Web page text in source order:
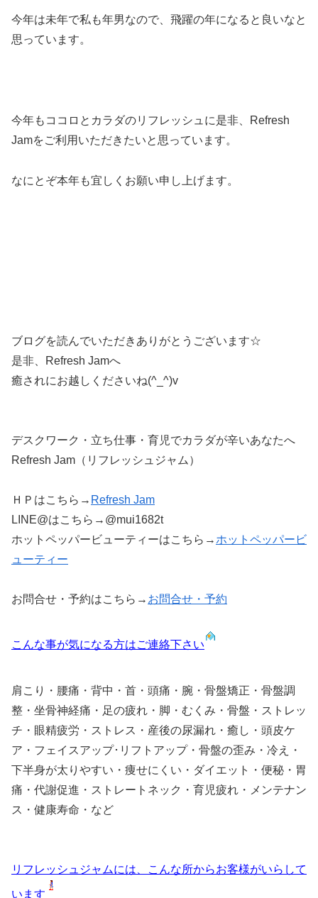
今年は未年で私も年男なので、飛躍の年になると良いなと
思っています。
今年もココロとカラダのリフレッシュに是非、Refresh
Jamをご利用いただきたいと思っています。
なにとぞ本年も宜しくお願い申し上げます。
ブログを読んでいただきありがとうございます☆
是非、Refresh Jamへ
癒されにお越しくださいね(^_^)v
デスクワーク・立ち仕事・育児でカラダが辛いあなたへ
Refresh Jam（リフレッシュジャム）
ＨＰはこちら→ Refresh Jam
LINE@はこちら→@mui1682t
ホットペッパービューティーはこちら→ ホットペッパービ
ューティー
お問合せ・予約はこちら→ お問合せ・予約
こんな事が気になる方はご連絡下さい
肩こり・腰痛・背中・首・頭痛・腕・骨盤矯正・骨盤調
整・坐骨神経痛・足の疲れ・脚・むくみ・骨盤・ストレッ
チ・眼精疲労・ストレス・産後の尿漏れ・癒し・頭皮ケ
ア・フェイスアップ･リフトアップ・骨盤の歪み・冷え・
下半身が太りやすい・痩せにくい・ダイエット・便秘・胃
痛・代謝促進・ストレートネック・育児疲れ・メンテナン
ス・健康寿命・など
リフレッシュジャムには、こんな所からお客様がいらして
います